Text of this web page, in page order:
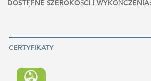
DOSTĘPNE SZEROKOŚCI I WYKOŃCZENIA:
CERTYFIKATY